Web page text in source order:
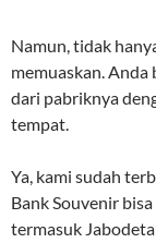
Namun, tidak
memuaskan. Anda
dari pabriknya
tempat.
Ya, kami sudah
Bank Souvenir
termasuk